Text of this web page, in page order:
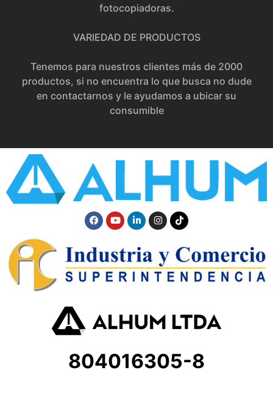
fotocopiadoras.
VARIEDAD DE PRODUCTOS
Tenemos para nuestros clientes más de 2000
productos, si no encuentra lo que busca no dude
en contactarnos y le ayudamos a ubicar su
consumible
804016305-8